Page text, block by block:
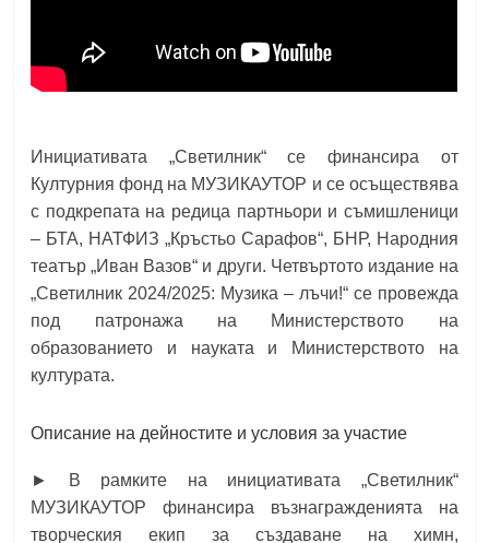
Инициативата „Светилник“ се финансира от
Културния фонд на МУЗИКАУТОР и се осъществява
с подкрепата на редица партньори и съмишленици
– БТА, НАТФИЗ „Кръстьо Сарафов“, БНР, Народния
театър „Иван Вазов“ и други. Четвъртото издание на
„Светилник 2024/2025: Музика – лъчи!“ се провежда
под патронажа на Министерството на
образованието и науката и Министерството на
културата.
Описание на дейностите и условия за участие
► В рамките на инициативата „Светилник“
МУЗИКАУТОР финансира възнагражденията на
творческия екип за създаване на химн,